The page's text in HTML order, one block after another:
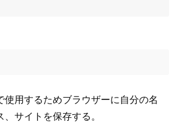
使用するためブラウザーに自分の名
サイトを保存する。